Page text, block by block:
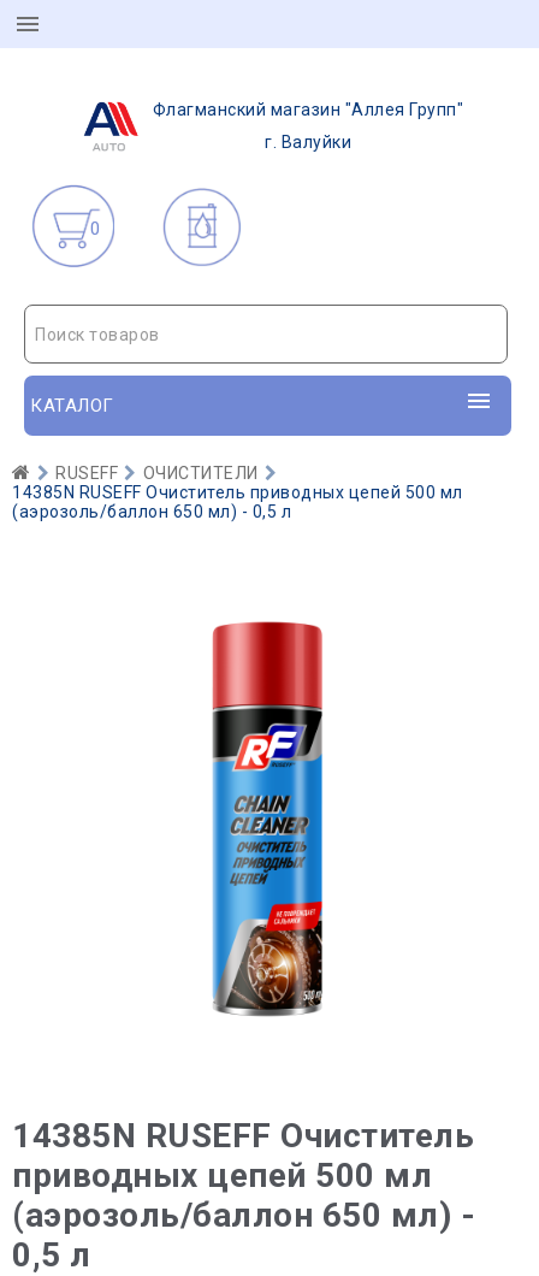
Флагманский магазин "Аллея Групп"
г. Валуйки
0
Поиск товаров
КАТАЛОГ
RUSEFF
ОЧИСТИТЕЛИ
14385N RUSEFF Очиститель приводных цепей 500 мл
(аэрозоль/баллон 650 мл) - 0,5 л
14385N RUSEFF Очиститель
приводных цепей 500 мл
(аэрозоль/баллон 650 мл) -
0,5 л